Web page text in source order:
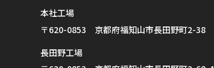
本社工場
〒620-0853 京都府福知山市長田野町2-38
長田野工場